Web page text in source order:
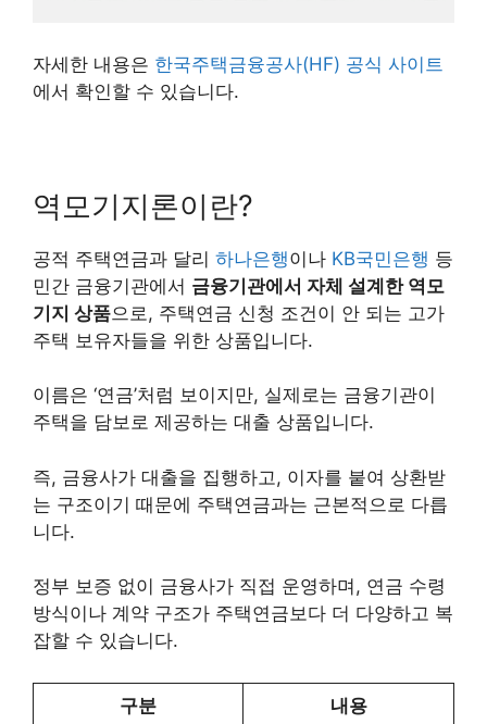
자세한 내용은 한국주택금융공사(HF) 공식 사이트
에서 확인할 수 있습니다.
역모기지론이란?
공적 주택연금과 달리 하나은행이나 KB국민은행 등
민간 금융기관에서 금융기관에서 자체 설계한 역모
기지 상품으로, 주택연금 신청 조건이 안 되는 고가
주택 보유자들을 위한 상품입니다.
이름은 ‘연금’처럼 보이지만, 실제로는 금융기관이
주택을 담보로 제공하는 대출 상품입니다.
즉, 금융사가 대출을 집행하고, 이자를 붙여 상환받
는 구조이기 때문에 주택연금과는 근본적으로 다릅
니다.
정부 보증 없이 금융사가 직접 운영하며, 연금 수령
방식이나 계약 구조가 주택연금보다 더 다양하고 복
잡할 수 있습니다.
구분 내용